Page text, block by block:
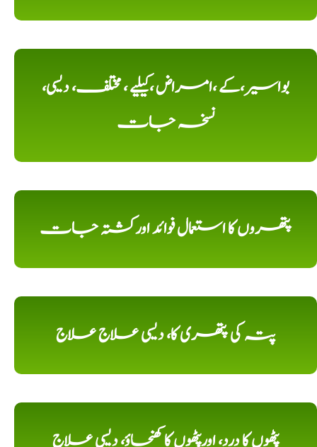
بواسیر،کے ،امراض ،کیلیے ، مختلف، دیسی،
نسخہ جات
پتھروں کا استعمال فوائد اورکشتہ جات
پتہ کی پتھری کا، دیسی علاج علاج
پٹھوں کا درد، اورپٹھوں کا کھنچاؤ، دیسی علاج